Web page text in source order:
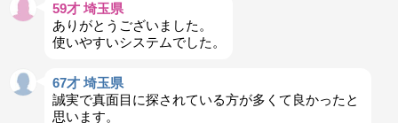
59才 埼玉県
ありがとうございました。
使いやすいシステムでした。
67才 埼玉県
誠実で真面目に探されている方が多くて良かったと
思います。